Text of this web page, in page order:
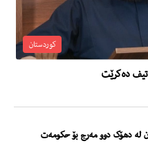
کوردستان
دەکرێت
لە دهۆک دوو مەرج بۆ حکومەت